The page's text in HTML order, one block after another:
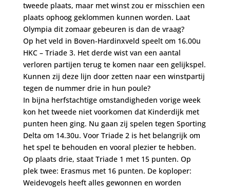
tweede plaats, maar met winst zou er misschien een
plaats ophoog geklommen kunnen worden. Laat
Olympia dit zomaar gebeuren is dan de vraag?
Op het veld in Boven-Hardinxveld speelt om 16.00u
HKC – Triade 3. Het derde wist van een aantal
verloren partijen terug te komen naar een gelijkspel.
Kunnen zij deze lijn door zetten naar een winstpartij
tegen de nummer drie in hun poule?
In bijna herfstachtige omstandigheden vorige week
kon het tweede niet voorkomen dat Kinderdijk met
punten heen ging. Nu gaan zij spelen tegen Sporting
Delta om 14.30u. Voor Triade 2 is het belangrijk om
het spel te behouden en vooral plezier te hebben.
Op plaats drie, staat Triade 1 met 15 punten. Op
plek twee: Erasmus met 16 punten. De koploper:
Weidevogels heeft alles gewonnen en worden